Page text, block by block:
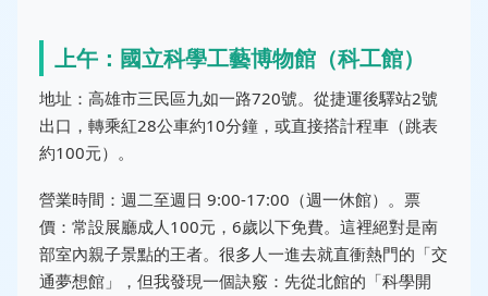
上午：國立科學工藝博物館（科工館）
地址：高雄市三民區九如一路720號。從捷運後驛站2號
出口，轉乘紅28公車約10分鐘，或直接搭計程車（跳表
約100元）。
營業時間：週二至週日 9:00-17:00（週一休館）。票
價：常設展廳成人100元，6歲以下免費。這裡絕對是南
部室內親子景點的王者。很多人一進去就直衝熱門的「交
通夢想館」，但我發現一個訣竅：先從北館的「科學開